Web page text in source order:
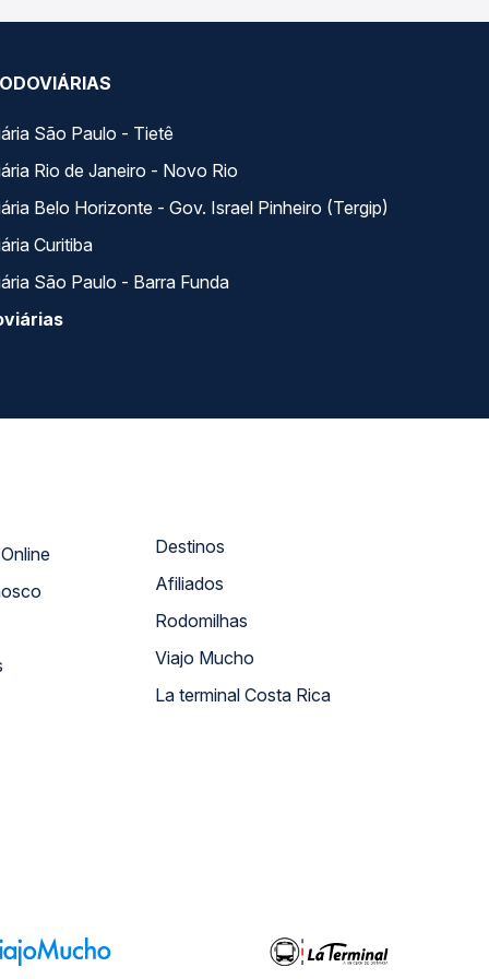
São Paulo - Tietê
Rio de Janeiro - Novo Rio
Belo Horizonte - Gov. Israel Pinheiro (Tergip)
Curitiba
São Paulo - Barra Funda
Atendimento Online
Destinos
Afiliados
Rodomilhas
Viajo Mucho
La terminal Costa Rica